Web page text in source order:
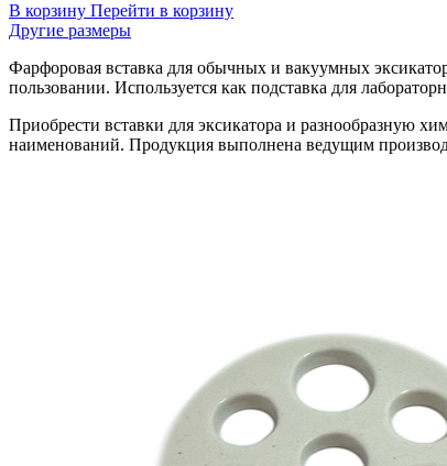
В корзину Перейти в корзину
Другие размеры
Фарфоровая вставка для обычных и вакуумных
пользовании. Используется как подставка для
Приобрести вставки для эксикатора и разнообразную
наименований. Продукция выполнена ведущим